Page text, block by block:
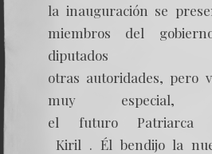
la inauguración se
miembros del
otras autoridades, pero
muy
el futuro
Kiril . Él bendijo la